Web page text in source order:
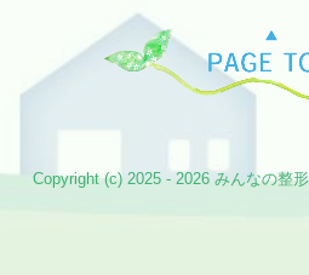
Copyright (c) 2025 - 2026 みんなの整